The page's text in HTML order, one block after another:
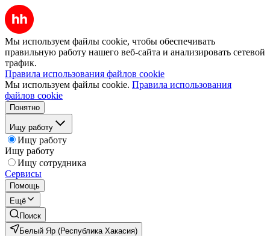
Мы используем файлы cookie, чтобы обеспечивать
правильную работу нашего веб-сайта и анализировать сетевой
трафик.
Правила использования файлов cookie
Мы используем файлы cookie. Правила использования
файлов cookie
Понятно
Ищу работу
Ищу работу
Ищу работу
Ищу сотрудника
Сервисы
Помощь
Ещё
Поиск
Белый Яр (Республика Хакасия)